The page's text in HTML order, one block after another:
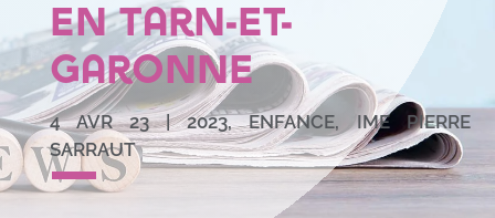
en Tarn-et-
Garonne
4 AVR 23|2023,ENFANCE,IME PIERRE
SARRAUT